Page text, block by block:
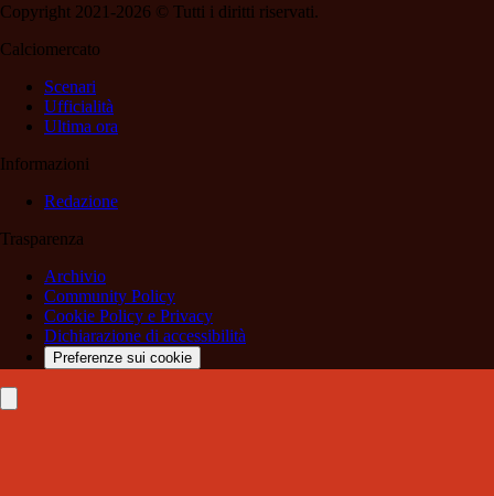
Copyright 2021-2026 © Tutti i diritti riservati.
Calciomercato
Scenari
Ufficialità
Ultima ora
Informazioni
Redazione
Trasparenza
Archivio
Community Policy
Cookie Policy e Privacy
Dichiarazione di accessibilità
Preferenze sui cookie